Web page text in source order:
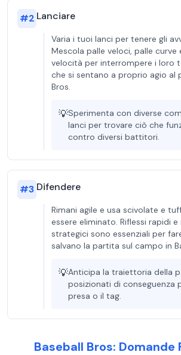
#2 Lanciare
Varia i tuoi lanci per tenere gli
Mescola palle veloci, palle curve
velocità per interrompere i loro
che si sentano a proprio agio al
Bros.
💡Sperimenta con diverse
lanci per trovare ciò che
contro diversi battitori.
#3 Difendere
Rimani agile e usa scivolate e
essere eliminato. Riflessi rapidi
strategici sono essenziali per
salvano la partita sul campo in
💡Anticipa la traiettoria della
posizionati di conseguenza
presa o il tag.
Baseball Bros: Domande